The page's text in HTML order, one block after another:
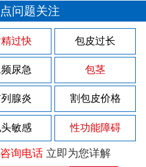
问题关注
过快 包皮过长
频尿急 包茎
腺炎 割包皮价格
敏感 性功能障碍
询电话立即为您详解